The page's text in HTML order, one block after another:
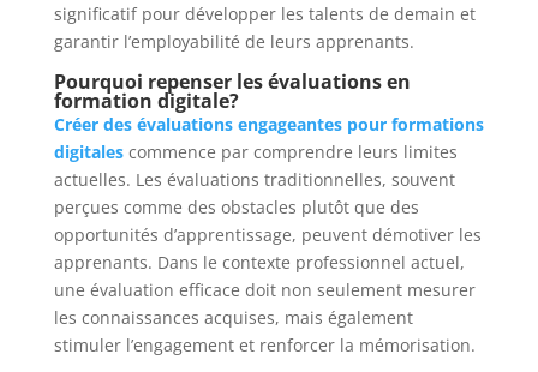
significatif pour développer les talents de demain et
garantir l’employabilité de leurs apprenants.
Pourquoi repenser les évaluations en
formation digitale?
Créer des évaluations engageantes pour formations
digitalescommence par comprendre leurs limites
actuelles. Les évaluations traditionnelles, souvent
perçues comme des obstacles plutôt que des
opportunités d’apprentissage, peuvent démotiver les
apprenants. Dans le contexte professionnel actuel,
une évaluation efficace doit non seulement mesurer
les connaissances acquises, mais également
stimuler l’engagement et renforcer la mémorisation.